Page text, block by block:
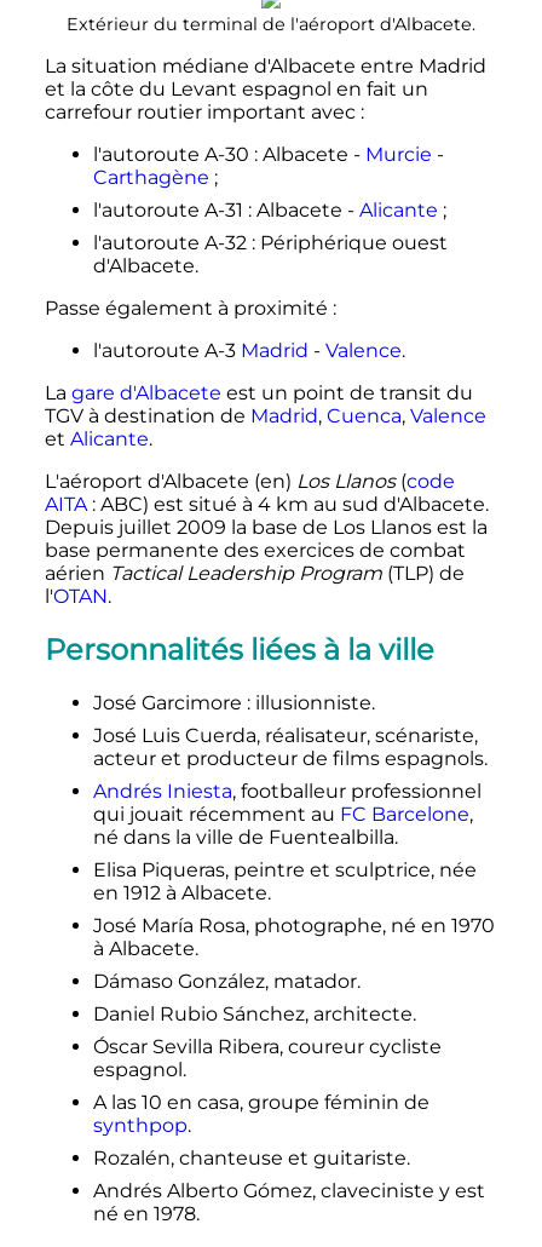
Extérieur du terminal de l'aéroport d'Albacete.
La situation médiane d'Albacete entre Madrid
et la côte du Levant espagnol en fait un
carrefour routier important avec :
l'autoroute A-30 : Albacete - Murcie -
Carthagène ;
l'autoroute A-31 : Albacete - Alicante ;
l'autoroute A-32 : Périphérique ouest
d'Albacete.
Passe également à proximité :
l'autoroute A-3 Madrid - Valence.
La gare d'Albacete est un point de transit du
TGV à destination de Madrid, Cuenca, Valence
et Alicante.
L'aéroport d'Albacete (en) Los Llanos(code
AITA : ABC) est situé à 4 km au sud d'Albacete.
Depuis juillet 2009 la base de Los Llanos est la
base permanente des exercices de combat
aérien Tactical Leadership Program(TLP) de
l'OTAN.
Personnalités liées à la ville
José Garcimore : illusionniste.
José Luis Cuerda, réalisateur, scénariste,
acteur et producteur de films espagnols.
Andrés Iniesta, footballeur professionnel
qui jouait récemment au FC Barcelone,
né dans la ville de Fuentealbilla.
Elisa Piqueras, peintre et sculptrice, née
en 1912 à Albacete.
José María Rosa, photographe, né en 1970
à Albacete.
Dámaso González, matador.
Daniel Rubio Sánchez, architecte.
Óscar Sevilla Ribera, coureur cycliste
espagnol.
A las 10 en casa, groupe féminin de
synthpop.
Rozalén, chanteuse et guitariste.
Andrés Alberto Gómez, claveciniste y est
né en 1978.